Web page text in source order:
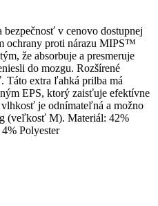
v cenovo dostupnej
ochrany proti nárazu MIPS™
že absorbuje a presmeruje
do mozgu. Rozšírené
Táto extra ľahká prilba má
EPS, ktorý zaisťuje efektívne
je odnímateľná a možno
(veľkosť M). Materiál: 42%
Polyester